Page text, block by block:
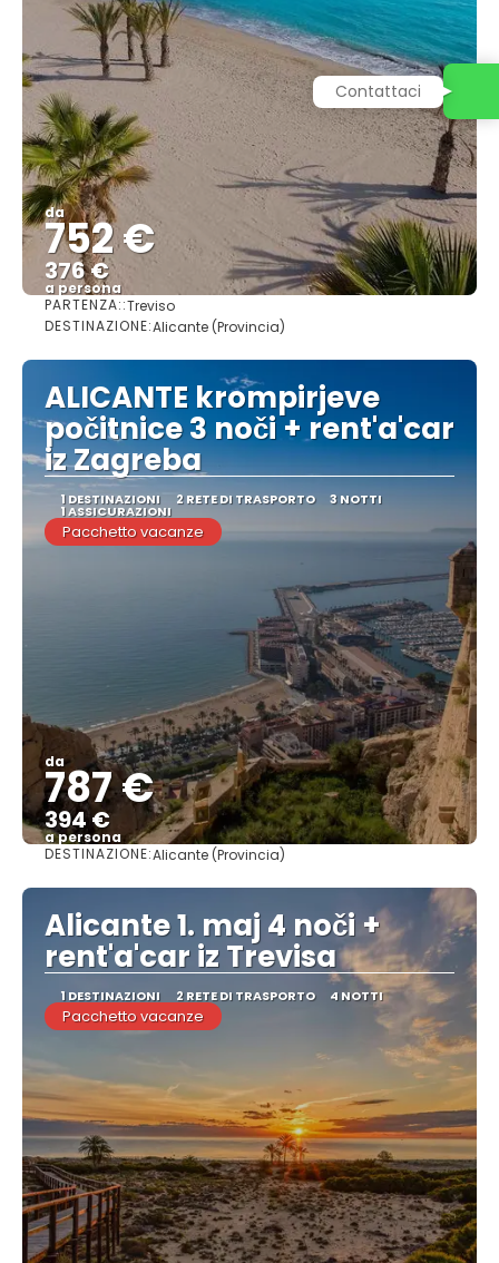
da
752 €
376 €
a persona
Vedere
PARTENZA::Treviso
DESTINAZIONE:Alicante (Provincia)
ALICANTE krompirjeve
počitnice 3 noči + rent'a'car
iz Zagreba
1 DESTINAZIONI 2 RETE DI TRASPORTO 3 NOTTI
1 ASSICURAZIONI
Pacchetto vacanze
da
787 €
394 €
a persona
Vedere
DESTINAZIONE:Alicante (Provincia)
Alicante 1. maj 4 noči +
rent'a'car iz Trevisa
1 DESTINAZIONI 2 RETE DI TRASPORTO 4 NOTTI
Pacchetto vacanze
Contattaci